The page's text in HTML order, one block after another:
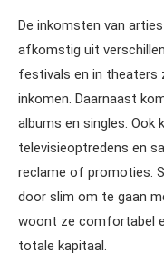
De inkomsten van
afkomstig uit
festivals en in theaters
inkomen. Daarnaast
albums en singles. Ook
televisieoptredens en
reclame of promoties.
door slim om te gaan
woont ze comfortabel
totale kapitaal.